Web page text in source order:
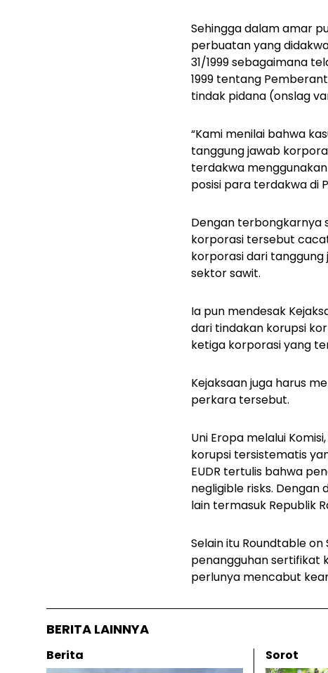
Sehingga dalam amar
perbuatan yang
31/1999 sebagaimana
1999 tentang
tindak pidana (onslag
“Kami menilai bahwa
tanggung jawab
terdakwa
posisi para terdakwa di
Dengan terbongkarnya
korporasi tersebut
korporasi dari
sektor sawit.
Ia pun mendesak
dari tindakan korupsi
ketiga korporasi yang
Kejaksaan juga harus
perkara tersebut.
Uni Eropa melalui
korupsi tersistematis
EUDR tertulis bahwa
negligible risks.
lain termasuk Republik
Selain itu Roundtable
penangguhan sertifikat
perlunya mencabut
BERITA LAINNYA
Berita Sorot